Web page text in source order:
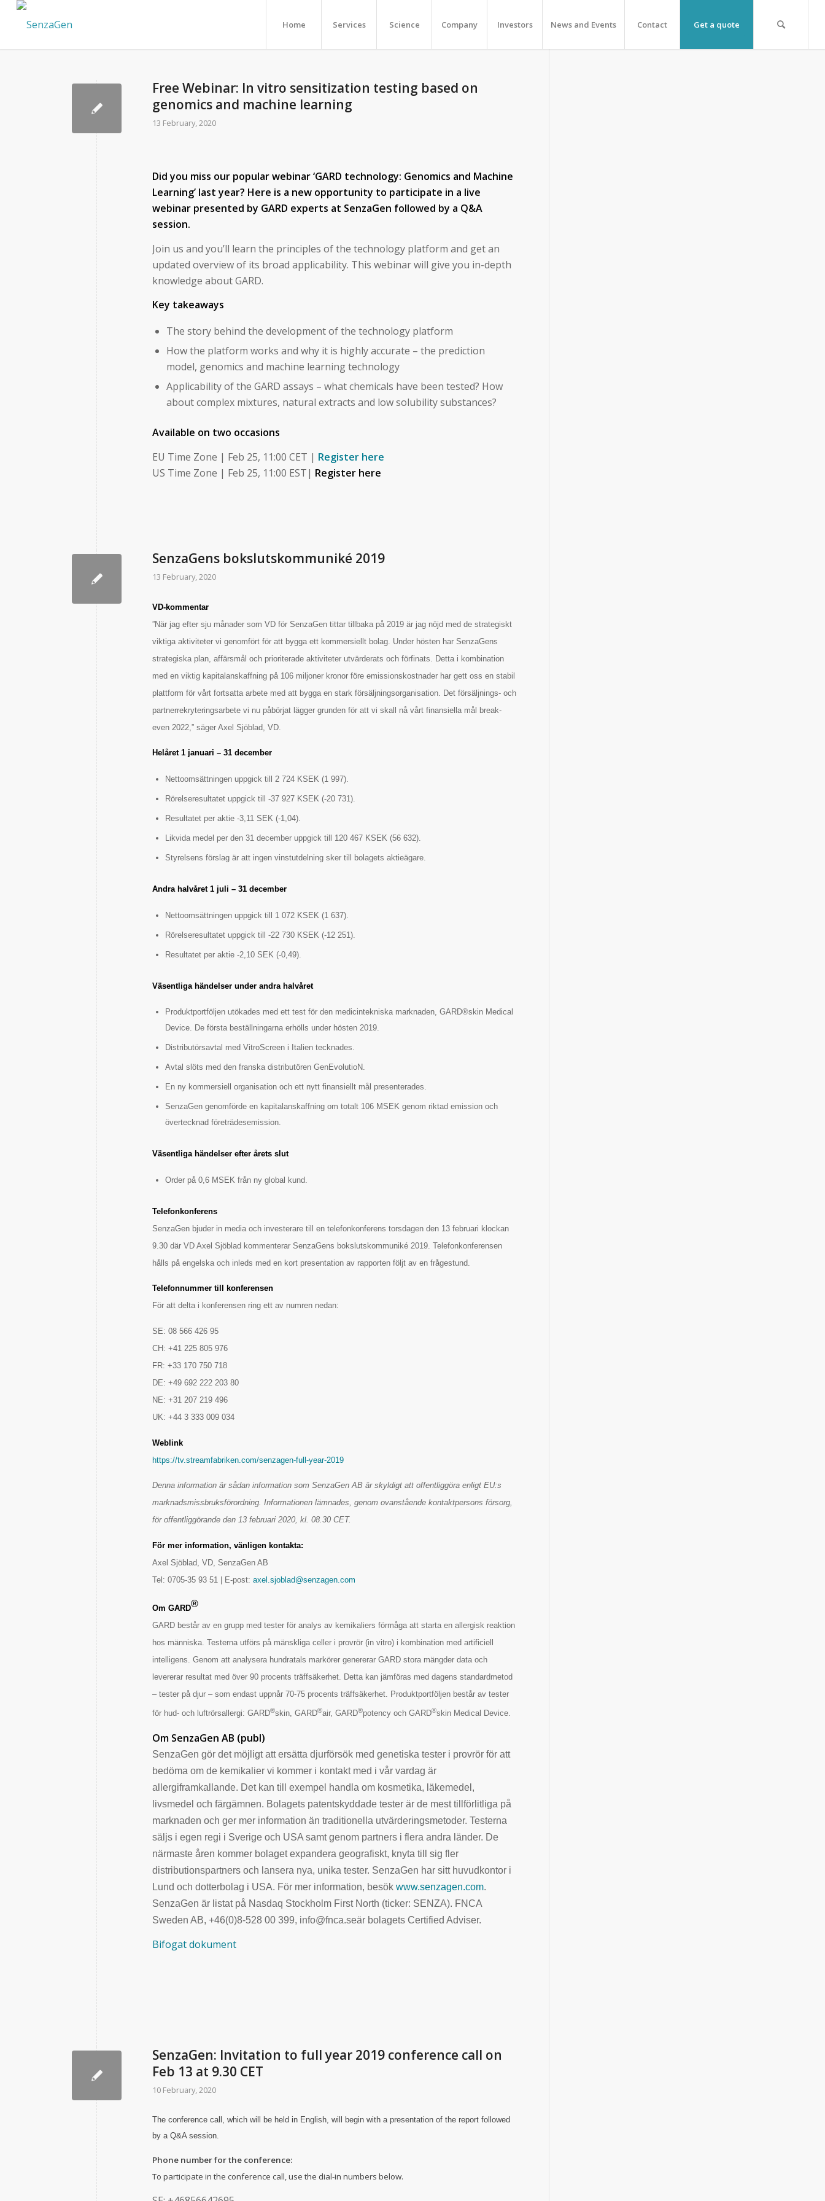
Home Services Science Company Investors News and Events Contact Get a quote
Free Webinar: In vitro sensitization testing based on
genomics and machine learning
13 February, 2020
Did you miss our popular webinar ‘GARD technology: Genomics and Machine
Learning’ last year? Here is a new opportunity to participate in a live
webinar presented by GARD experts at SenzaGen followed by a Q&A
session.
Join us and you’ll learn the principles of the technology platform and get an
updated overview of its broad applicability. This webinar will give you in-depth
knowledge about GARD.
Key takeaways
The story behind the development of the technology platform
How the platform works and why it is highly accurate – the prediction
model, genomics and machine learning technology
Applicability of the GARD assays – what chemicals have been tested? How
about complex mixtures, natural extracts and low solubility substances?
Available on two occasions
EU Time Zone | Feb 25, 11:00 CET | Register here
US Time Zone | Feb 25, 11:00 EST| Register here
SenzaGens bokslutskommuniké 2019
13 February, 2020
VD-kommentar
”När jag efter sju månader som VD för SenzaGen tittar tillbaka på 2019 är jag nöjd med de strategiskt
viktiga aktiviteter vi genomfört för att bygga ett kommersiellt bolag. Under hösten har SenzaGens
strategiska plan, affärsmål och prioriterade aktiviteter utvärderats och förfinats. Detta i kombination
med en viktig kapitalanskaffning på 106 miljoner kronor före emissionskostnader har gett oss en stabil
plattform för vårt fortsatta arbete med att bygga en stark försäljningsorganisation. Det försäljnings- och
partnerrekryteringsarbete vi nu påbörjat lägger grunden för att vi skall nå vårt finansiella mål break-
even 2022,” säger Axel Sjöblad, VD.
Helåret 1 januari – 31 december
Nettoomsättningen uppgick till 2 724 KSEK (1 997).
Rörelseresultatet uppgick till -37 927 KSEK (-20 731).
Resultatet per aktie -3,11 SEK (-1,04).
Likvida medel per den 31 december uppgick till 120 467 KSEK (56 632).
Styrelsens förslag är att ingen vinstutdelning sker till bolagets aktieägare.
Andra halvåret 1 juli – 31 december
Nettoomsättningen uppgick till 1 072 KSEK (1 637).
Rörelseresultatet uppgick till -22 730 KSEK (-12 251).
Resultatet per aktie -2,10 SEK (-0,49).
Väsentliga händelser under andra halvåret
Produktportföljen utökades med ett test för den medicintekniska marknaden, GARD®skin Medical
Device. De första beställningarna erhölls under hösten 2019.
Distributörsavtal med VitroScreen i Italien tecknades.
Avtal slöts med den franska distributören GenEvolutioN.
En ny kommersiell organisation och ett nytt finansiellt mål presenterades.
SenzaGen genomförde en kapitalanskaffning om totalt 106 MSEK genom riktad emission och
övertecknad företrädesemission.
Väsentliga händelser efter årets slut
Order på 0,6 MSEK från ny global kund.
Telefonkonferens
SenzaGen bjuder in media och investerare till en telefonkonferens torsdagen den 13 februari klockan
9.30 där VD Axel Sjöblad kommenterar SenzaGens bokslutskommuniké 2019. Telefonkonferensen
hålls på engelska och inleds med en kort presentation av rapporten följt av en frågestund.
Telefonnummer till konferensen
För att delta i konferensen ring ett av numren nedan:
SE: 08 566 426 95
CH: +41 225 805 976
FR: +33 170 750 718
DE: +49 692 222 203 80
NE: +31 207 219 496
UK: +44 3 333 009 034
Weblink
https://tv.streamfabriken.com/senzagen-full-year-2019
Denna information är sådan information som SenzaGen AB är skyldigt att offentliggöra enligt EU:s
marknadsmissbruksförordning. Informationen lämnades, genom ovanstående kontaktpersons försorg,
för offentliggörande den 13 februari 2020, kl. 08.30 CET.
För mer information, vänligen kontakta:
Axel Sjöblad, VD, SenzaGen AB
Tel: 0705-35 93 51 | E-post:axel.sjoblad@senzagen.com
Om GARD®
GARD består av en grupp med tester för analys av kemikaliers förmåga att starta en allergisk reaktion
hos människa. Testerna utförs på mänskliga celler i provrör (in vitro) i kombination med artificiell
intelligens. Genom att analysera hundratals markörer genererar GARD stora mängder data och
levererar resultat med över 90 procents träffsäkerhet. Detta kan jämföras med dagens standardmetod
– tester på djur – som endast uppnår 70-75 procents träffsäkerhet. Produktportföljen består av tester
för hud- och luftrörsallergi: GARD®skin, GARD®air, GARD®potency och GARD®skin Medical Device.
Om SenzaGen AB (publ)
SenzaGen gör det möjligt att ersätta djurförsök med genetiska tester i provrör för att
bedöma om de kemikalier vi kommer i kontakt med i vår vardag är
allergiframkallande. Det kan till exempel handla om kosmetika, läkemedel,
livsmedel och färgämnen. Bolagets patentskyddade tester är de mest tillförlitliga på
marknaden och ger mer information än traditionella utvärderingsmetoder. Testerna
säljs i egen regi i Sverige och USA samt genom partners i flera andra länder. De
närmaste åren kommer bolaget expandera geografiskt, knyta till sig fler
distributionspartners och lansera nya, unika tester. SenzaGen har sitt huvudkontor i
Lund och dotterbolag i USA. För mer information, besökwww.senzagen.com.
SenzaGen är listat på Nasdaq Stockholm First North (ticker: SENZA). FNCA
Sweden AB, +46(0)8-528 00 399, info@fnca.seär bolagets Certified Adviser.
Bifogat dokument
SenzaGen: Invitation to full year 2019 conference call on
Feb 13 at 9.30 CET
10 February, 2020
The conference call, which will be held in English, will begin with a presentation of the report followed
by a Q&A session.
Phone number for the conference:
To participate in the conference call, use the dial-in numbers below.